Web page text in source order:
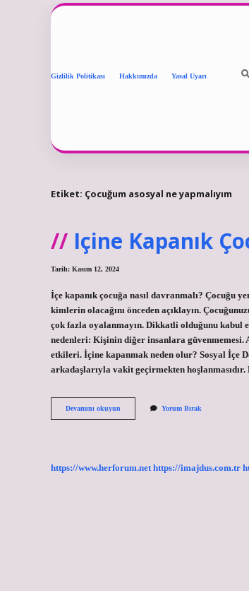
Gizlilik Politikası Hakkımızda Yasal Uyarı
Etiket: Çocuğum asosyal ne yapmalıyım
Içine Kapanık
Tarih: Kasım 12, 2024
İçe kapanık çocuğa nasıl davranmalı? Çocuğu
kimlerin olacağını önceden açıklayın.
çok fazla oyalanmayın. Dikkatli olduğunu kabul
nedenleri: Kişinin diğer insanlara güvenmemesi.
etkileri. İçine kapanmak neden olur? Sosyal İçe
arkadaşlarıyla vakit geçirmekten
Devamını okuyun
Kapanık
Yorum Bırak
https://www.herforum.net https://imajdus.com.tr